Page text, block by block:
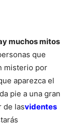
muchos mitos
que
misterio por
aparezca el
pie a una gran
de lasvidentes